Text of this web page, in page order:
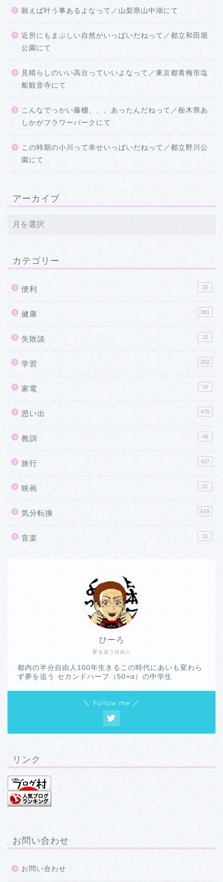
願えば叶う事あるよなって／山梨県山中湖にて
近所にもまぶしい自然がいっぱいだねって／都立和田堀
公園にて
見晴らしのいい高台っていいよなって／東京都青梅市塩
船観音寺にて
こんなでっかい藤棚、、、あったんだねって／栃木県あ
しかがフラワーパークにて
この時期の小川って幸せいっぱいだねって／都立野川公
園にて
アーカイブ
カテゴリー
便利 20
健康 381
失敗談 10
学習 252
家電 16
思い出 475
教訓 49
旅行 437
映画 21
気分転換 619
音楽 11
夢を追う自由人
ひーろ
都内の半分自由人100年生きるこの時代にあいも変わら
ず夢を追う セカンドハーフ（50+α）の中学生
＼ Follow me ／
リンク
お問い合わせ
お問い合わせ